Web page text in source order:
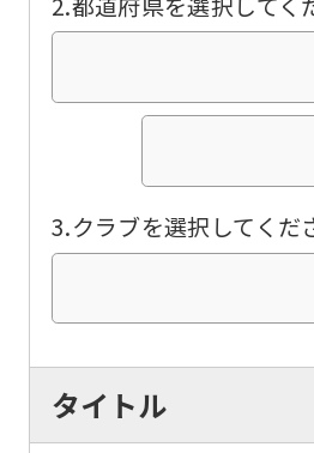
3.クラブを選択してくだ
タイトル
this
be
so
an